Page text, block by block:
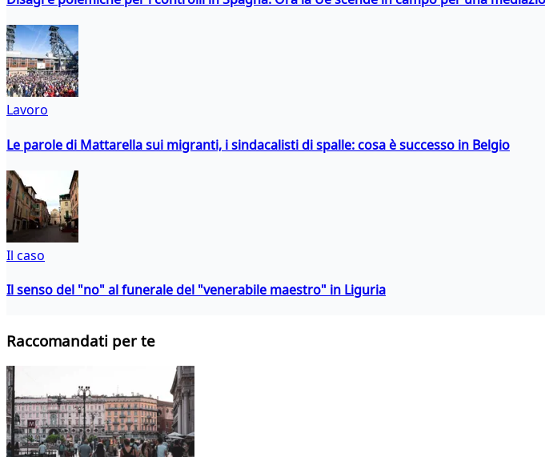
Lavoro
Le parole di Mattarella sui migranti, i sindacalisti di spalle: cosa è successo in Belgio
Il caso
Il senso del "no" al funerale del "venerabile maestro" in Liguria
Raccomandati per te